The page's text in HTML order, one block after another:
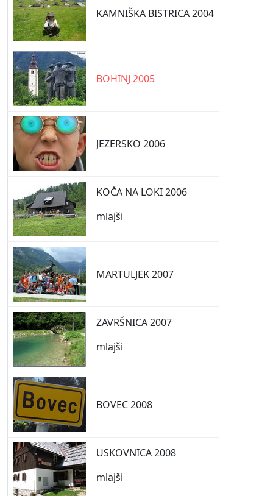
KAMNIŠKA BISTRICA 2004
BOHINJ 2005
JEZERSKO 2006
KOČA NA LOKI 2006
mlajši
MARTULJEK 2007
ZAVRŠNICA 2007
mlajši
BOVEC 2008
USKOVNICA 2008
mlajši